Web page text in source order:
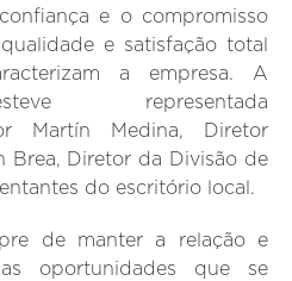
e o compromisso
e satisfação total
a empresa. A
representada
Martín Medina, Diretor
Brea, Diretor da Divisão de
do escritório local.
de manter a relação e
oportunidades que se